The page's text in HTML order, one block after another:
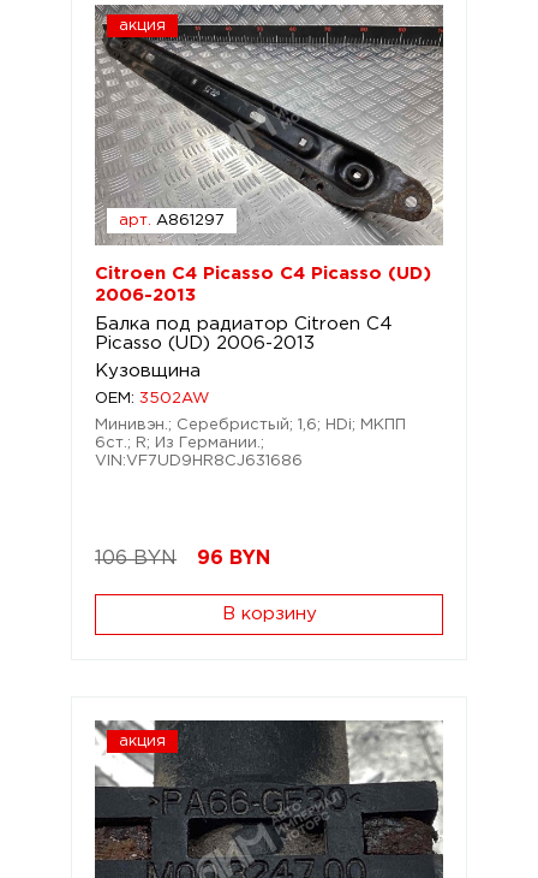
акция
арт. A861297
Citroen C4 Picasso C4 Picasso (UD)
2006-2013
Балка под радиатор Citroen C4
Picasso (UD) 2006-2013
Кузовщина
OEM: 3502AW
Минивэн.; Серебристый; 1,6; HDi; МКПП
6ст.; R; Из Германии.;
VIN:VF7UD9HR8CJ631686
106 BYN 96 BYN
В корзину
акция